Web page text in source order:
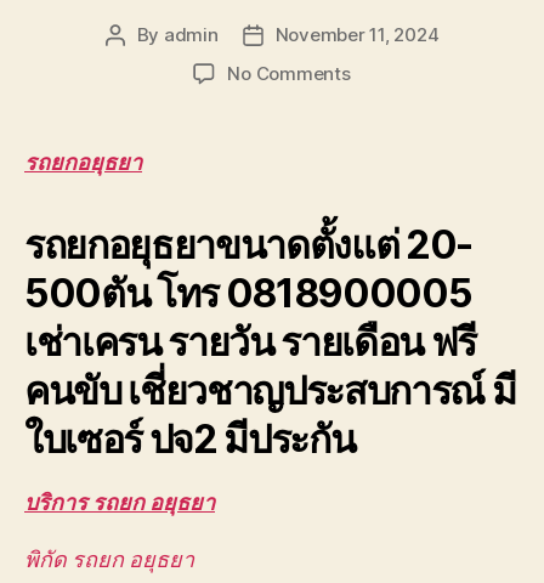
Post
By admin
Post
date
November 11, 2024
No Commentson
ชิ้น
งาน
บางปะอิน
วังน้อย
โรจ
0888000456
รถยกอยุธยา
รถยกอยุธยาขนาดตั้งแต่ 20-
500ตัน โทร 0818900005
เช่าเครน รายวัน รายเดือน ฟรี
คนขับ เชี่ยวชาญประสบการณ์ มี
ใบเซอร์ ปจ2 มีประกัน
บริการ รถยก อยุธยา
พิกัด รถยก อยุธยา